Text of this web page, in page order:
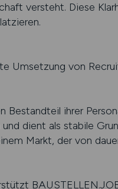
versteht. Diese
Umsetzung von
ihrer
dient als stabile
Markt, der von